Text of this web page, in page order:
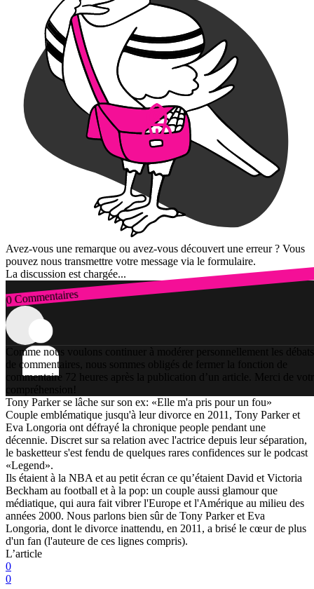
Avez-vous une remarque ou avez-vous découvert une erreur ? Vous
pouvez nous transmettre votre message via le formulaire.
La discussion est chargée...
0 Commentaires
Connexion
Comme nous voulons continuer à modérer personnellement les débats
de commentaires, nous sommes obligés de fermer la fonction de
commentaire 72 heures après la publication d’un article. Merci de
compréhension!
Tony Parker se lâche sur son ex: «Elle m'a pris pour un fou»
Couple emblématique jusqu'à leur divorce en 2011, Tony Parker et
Eva Longoria ont défrayé la chronique people pendant une
décennie. Discret sur sa relation avec l'actrice depuis leur séparation,
le basketteur s'est fendu de quelques rares confidences sur le podcast
«Legend».
Ils étaient à la NBA et au petit écran ce qu’étaient David et Victoria
Beckham au football et à la pop: un couple aussi glamour que
médiatique, qui aura fait vibrer l'Europe et l'Amérique au milieu des
années 2000. Nous parlons bien sûr de Tony Parker et Eva
Longoria, dont le divorce inattendu, en 2011, a brisé le cœur de plus
d'un fan (l'auteure de ces lignes compris).
L’article
0
0